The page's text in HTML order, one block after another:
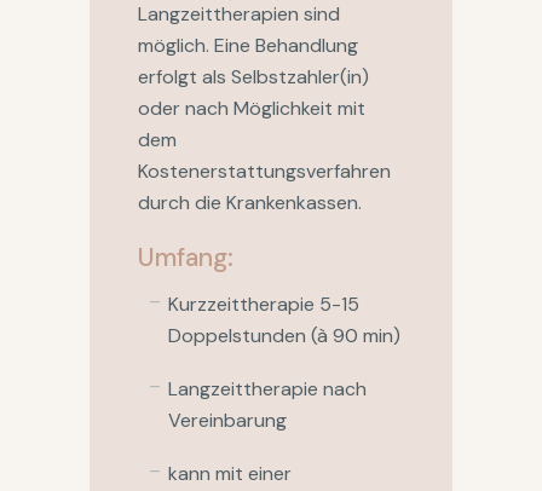
Langzeittherapien sind
möglich. Eine Behandlung
erfolgt als Selbstzahler(in)
oder nach Möglichkeit mit
dem
Kostenerstattungsverfahren
durch die Krankenkassen.
Umfang:
Kurzzeittherapie 5-15
Doppelstunden (à 90 min)
Langzeittherapie nach
Vereinbarung
kann mit einer